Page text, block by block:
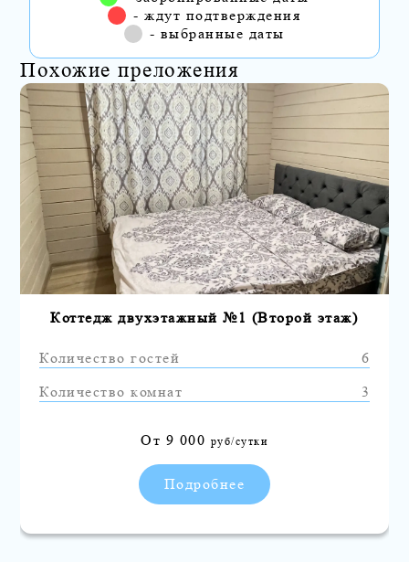
- ждут подтверждения
- выбранные даты
Похожие преложения
Коттедж двухэтажный №1 (Второй этаж)
Количество гостей
6
Количество комнат
3
От 9 000 руб/сутки
Подробнее